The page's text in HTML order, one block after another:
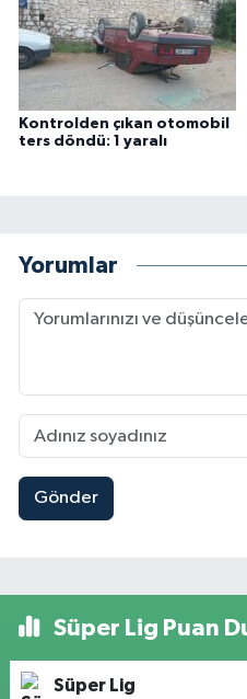
Kontrolden çıkan otomobil
ters döndü: 1 yaralı
Yorumlar
Gönder
Süper Lig Puan
Süper Lig